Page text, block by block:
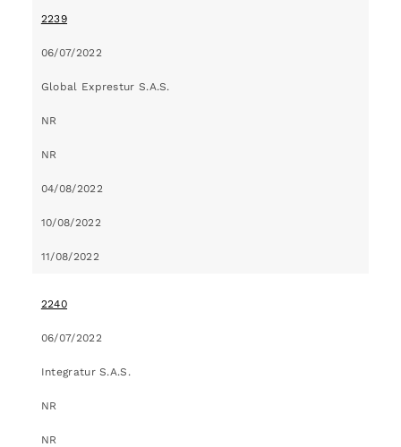
2239
06/07/2022
Global Exprestur S.A.S.
NR
NR
04/08/2022
10/08/2022
11/08/2022
2240
06/07/2022
Integratur S.A.S.
NR
NR